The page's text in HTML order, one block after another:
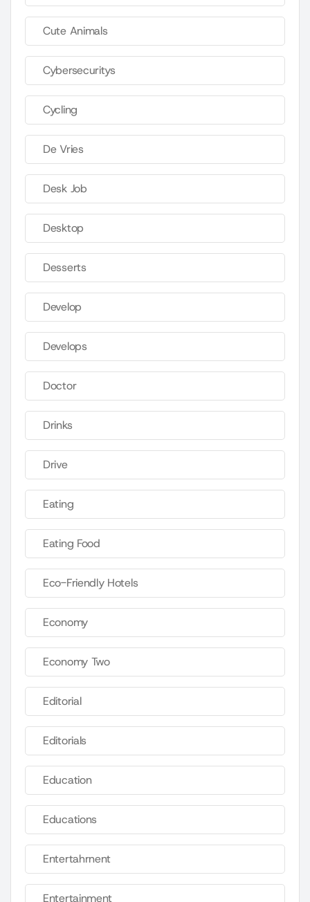
Cute Animals
Cybersecuritys
Cycling
De Vries
Desk Job
Desktop
Desserts
Develop
Develops
Doctor
Drinks
Drive
Eating
Eating Food
Eco-Friendly Hotels
Economy
Economy Two
Editorial
Editorials
Education
Educations
Entertahrnent
Entertainment